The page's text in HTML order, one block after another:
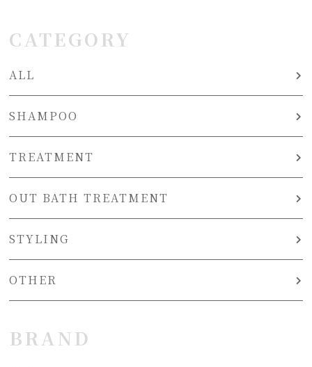
CATEGORY
ALL
SHAMPOO
TREATMENT
OUT BATH TREATMENT
STYLING
OTHER
BRAND